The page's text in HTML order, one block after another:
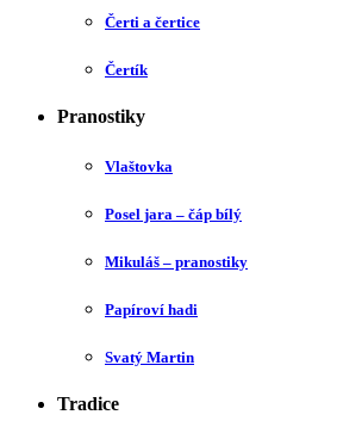
Čerti a čertice
Čertík
Pranostiky
Vlaštovka
Posel jara – čáp bílý
Mikuláš – pranostiky
Papíroví hadi
Svatý Martin
Tradice